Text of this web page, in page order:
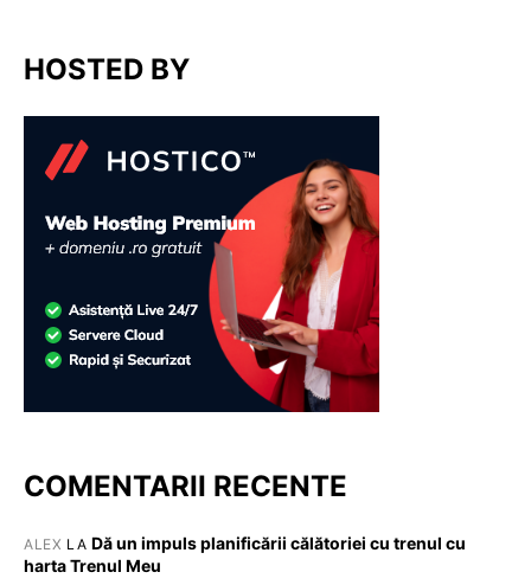
HOSTED BY
COMENTARII RECENTE
ALEX LA Dă un impuls planificării călătoriei cu trenul cu
harta Trenul Meu